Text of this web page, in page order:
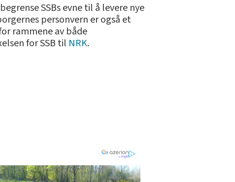
SSBs evne til å levere nye
personvern er også et
rammene av både
for SSB til NRK.